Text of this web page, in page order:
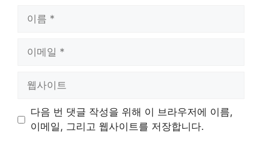
트
다음 번 댓글 작성을 위해 이 브라우저에 이름,
이메일, 그리고 웹사이트를 저장합니다.